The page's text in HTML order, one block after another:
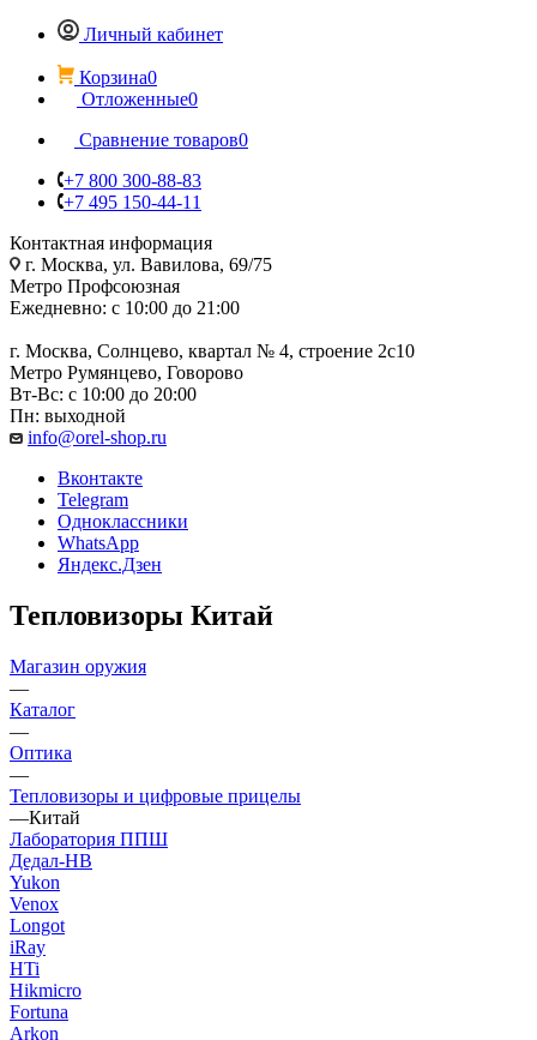
Личный кабинет
Корзина0
Отложенные0
Сравнение товаров0
+7 800 300-88-83
+7 495 150-44-11
Контактная информация
г. Москва, ул. Вавилова, 69/75
Метро Профсоюзная
Ежедневно: с 10:00 до 21:00
г. Москва, Солнцево, квартал № 4, строение 2с10
Метро Румянцево, Говорово
Вт-Вс: с 10:00 до 20:00
Пн: выходной
info@orel-shop.ru
Вконтакте
Telegram
Одноклассники
WhatsApp
Яндекс.Дзен
Тепловизоры Китай
Магазин оружия
—
Каталог
—
Оптика
—
Тепловизоры и цифровые прицелы
—Китай
Лаборатория ППШ
Дедал-НВ
Yukon
Venox
Longot
iRay
HTi
Hikmicro
Fortuna
Arkon